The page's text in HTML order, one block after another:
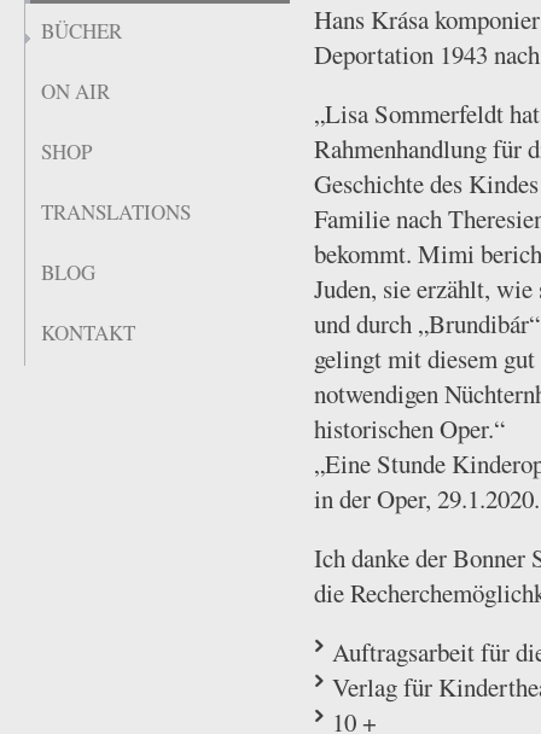
BÜCHER
ON AIR
SHOP
TRANSLATIONS
BLOG
KONTAKT
Hans Krása
Deportation 1943
„Lisa Sommerfeldt
Rahmenhandlung für
Geschichte des
Familie nach
bekommt. Mimi
Juden, sie erzählt,
und durch
gelingt mit diesem
notwendigen
historischen Oper.“
„Eine Stunde
in der Oper, 29.1.2020.
Ich danke der Bonner
die
Auftragsarbeit für
Verlag für
10 +